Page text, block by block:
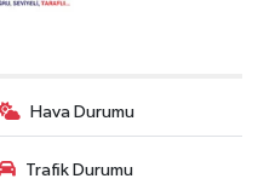
Hava Durumu
Trafik Durumu